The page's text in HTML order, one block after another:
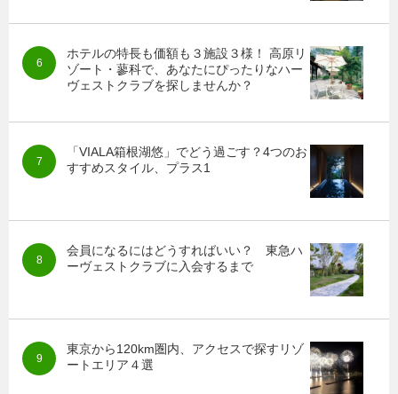
ホテルの特長も価額も３施設３様！ 高原リ
ゾート・蓼科で、あなたにぴったりなハー
ヴェストクラブを探しませんか？
「VIALA箱根湖悠」でどう過ごす？4つのお
すすめスタイル、プラス1
会員になるにはどうすればいい？ 東急ハ
ーヴェストクラブに入会するまで
東京から120km圏内、アクセスで探すリゾ
ートエリア４選